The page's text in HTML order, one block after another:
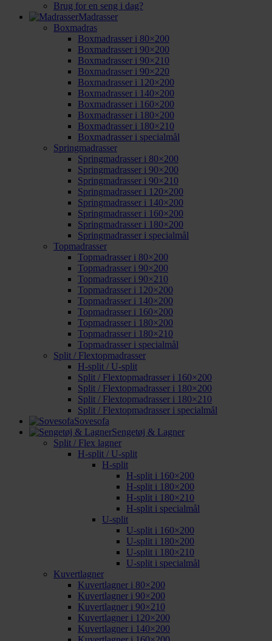
Brug for en seng i dag?
Madrasser
Boxmadras
Boxmadrasser i 80×200
Boxmadrasser i 90×200
Boxmadrasser i 90×210
Boxmadrasser i 90×220
Boxmadrasser i 120×200
Boxmadrasser i 140×200
Boxmadrasser i 160×200
Boxmadrasser i 180×200
Boxmadrasser i 180×210
Boxmadrasser i specialmål
Springmadrasser
Springmadrasser i 80×200
Springmadrasser i 90×200
Springmadrasser i 90×210
Springmadrasser i 120×200
Springmadrasser i 140×200
Springmadrasser i 160×200
Springmadrasser i 180×200
Springmadrasser i specialmål
Topmadrasser
Topmadrasser i 80×200
Topmadrasser i 90×200
Topmadrasser i 90×210
Topmadrasser i 120×200
Topmadrasser i 140×200
Topmadrasser i 160×200
Topmadrasser i 180×200
Topmadrasser i 180×210
Topmadrasser i specialmål
Split / Flextopmadrasser
H-split / U-split
Split / Flextopmadrasser i 160×200
Split / Flextopmadrasser i 180×200
Split / Flextopmadrasser i 180×210
Split / Flextopmadrasser i specialmål
Sovesofa
Sengetøj & Lagner
Split / Flex lagner
H-split / U-split
H-split
H-split i 160×200
H-split i 180×200
H-split i 180×210
H-split i specialmål
U-split
U-split i 160×200
U-split i 180×200
U-split i 180×210
U-split i specialmål
Kuvertlagner
Kuvertlagner i 80×200
Kuvertlagner i 90×200
Kuvertlagner i 90×210
Kuvertlagner i 120×200
Kuvertlagner i 140×200